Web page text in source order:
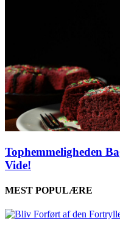
Tophemmeligheden
Vide!
MEST POPULÆRE